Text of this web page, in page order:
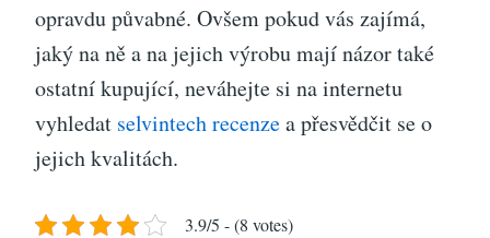
opravdu půvabné. Ovšem pokud vás zajímá,
jaký na ně a na jejich výrobu mají názor také
ostatní kupující, neváhejte si na internetu
vyhledat selvintech recenzea přesvědčit se o
jejich kvalitách.
3.9/5 - (8 votes)